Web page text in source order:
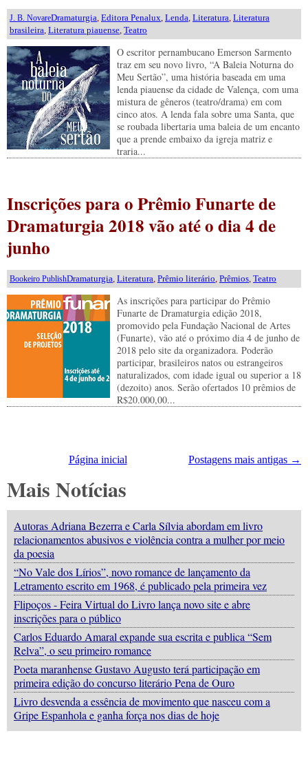
J. B. NovareDramaturgia Editora Penalux Lenda Literatura Literatura
brasileira Literatura piauense Teatro
O escritor pernambucano Emerson Sarmento
traz em seu novo livro, “A Baleia Noturna do
Meu Sertão”, uma história baseada em uma
lenda piauense da cidade de Valença, com uma
mistura de gêneros (teatro/drama) em com
cinco atos. A lenda fala sobre uma Santa, que
se roubada libertaria uma baleia de um encanto
que a prende embaixo da igreja matriz e
traria...
Inscrições para o Prêmio Funarte de
Dramaturgia 2018 vão até o dia 4 de
junho
Bookeiro PublishDramaturgia Literatura Prêmio literário Prêmios Teatro
As inscrições para participar do Prêmio
Funarte de Dramaturgia edição 2018,
promovido pela Fundação Nacional de Artes
(Funarte), vão até o próximo dia 4 de junho de
2018 pelo site da organizadora. Poderão
participar, brasileiros natos ou estrangeiros
naturalizados, com idade igual ou superior a 18
(dezoito) anos. Serão ofertados 10 prêmios de
R$20.000,00...
Postagens mais antigas →
Página inicial
Mais Notícias
Autoras Adriana Bezerra e Carla Sílvia abordam em livro
relacionamentos abusivos e violência contra a mulher por meio
da poesia
“No Vale dos Lírios”, novo romance de lançamento da
Letramento escrito em 1968, é publicado pela primeira vez
Flipoços - Feira Virtual do Livro lança novo site e abre
inscrições para o público
Carlos Eduardo Amaral expande sua escrita e publica “Sem
Relva”, o seu primeiro romance
Poeta maranhense Gustavo Augusto terá participação em
primeira edição do concurso literário Pena de Ouro
Livro desvenda a essência de movimento que nasceu com a
Gripe Espanhola e ganha força nos dias de hoje